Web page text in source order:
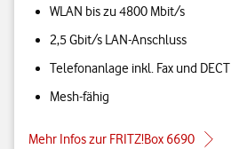
WLAN bis zu 4800 Mbit/s
2,5 Gbit/s LAN-Anschluss
Telefonanlage inkl. Fax und DECT
Mesh-fähig
Mehr Infos zur FRITZ!Box 6690